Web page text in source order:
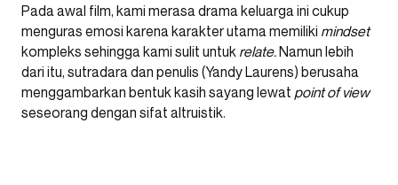
Pada awal film, kami merasa drama keluarga ini cukup
menguras emosi karena karakter utama memiliki mindset
kompleks sehingga kami sulit untuk relate.Namun lebih
dari itu, sutradara dan penulis (Yandy Laurens) berusaha
menggambarkan bentuk kasih sayang lewat point of view
seseorang dengan sifat altruistik.